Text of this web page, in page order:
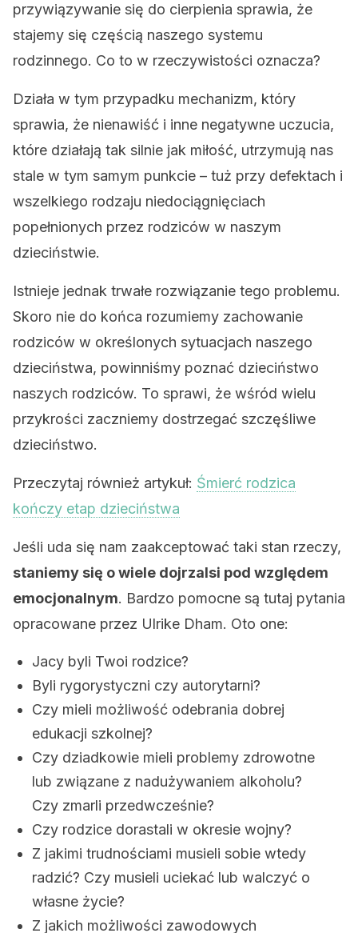
przywiązywanie się do cierpienia sprawia, że
stajemy się częścią naszego systemu
rodzinnego. Co to w rzeczywistości oznacza?
Działa w tym przypadku mechanizm, który
sprawia, że nienawiść i inne negatywne uczucia,
które działają tak silnie jak miłość, utrzymują nas
stale w tym samym punkcie – tuż przy defektach i
wszelkiego rodzaju niedociągnięciach
popełnionych przez rodziców w naszym
dzieciństwie.
Istnieje jednak trwałe rozwiązanie tego problemu.
Skoro nie do końca rozumiemy zachowanie
rodziców w określonych sytuacjach naszego
dzieciństwa, powinniśmy poznać dzieciństwo
naszych rodziców. To sprawi, że wśród wielu
przykrości zaczniemy dostrzegać szczęśliwe
dzieciństwo.
Przeczytaj również artykuł: Śmierć rodzica
kończy etap dzieciństwa
Jeśli uda się nam zaakceptować taki stan rzeczy,
staniemy się o wiele dojrzalsi pod względem
emocjonalnym. Bardzo pomocne są tutaj pytania
opracowane przez Ulrike Dham. Oto one:
Jacy byli Twoi rodzice?
Byli rygorystyczni czy autorytarni?
Czy mieli możliwość odebrania dobrej
edukacji szkolnej?
Czy dziadkowie mieli problemy zdrowotne
lub związane z nadużywaniem alkoholu?
Czy zmarli przedwcześnie?
Czy rodzice dorastali w okresie wojny?
Z jakimi trudnościami musieli sobie wtedy
radzić? Czy musieli uciekać lub walczyć o
własne życie?
Z jakich możliwości zawodowych